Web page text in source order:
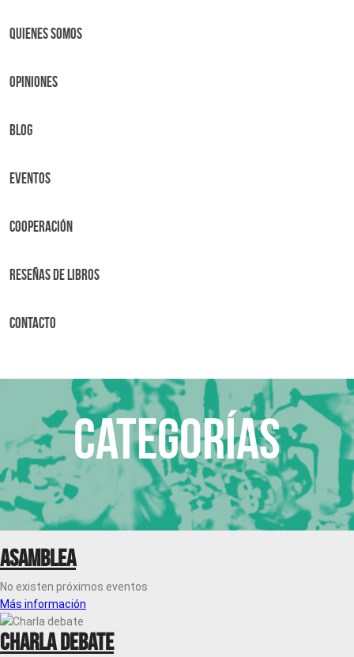
Quienes Somos
OPINIONES
BLOG
Eventos
Cooperación
Reseñas de libros
Contacto
Categorías
Asamblea
No existen próximos eventos
Más información
Charla debate